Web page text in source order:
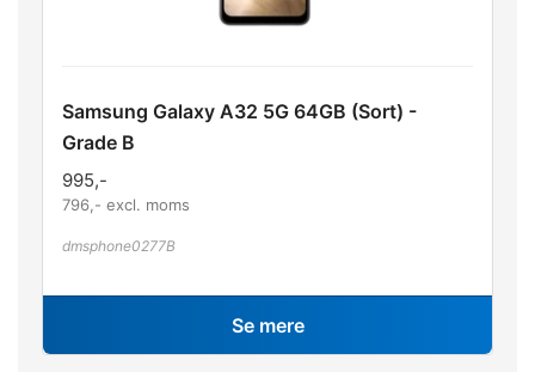
Samsung Galaxy A32 5G 64GB (Sort) -
Grade B
995,-
796 ,- excl. moms
dmsphone0277B
Se mere